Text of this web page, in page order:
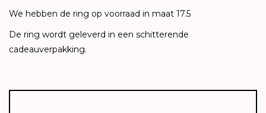
We hebben de ring op voorraad in maat 17.5
De ring wordt geleverd in een schitterende
cadeauverpakking.